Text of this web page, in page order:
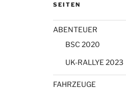
SEITEN
ABENTEUER
BSC 2020
UK-RALLYE 2023
FAHRZEUGE